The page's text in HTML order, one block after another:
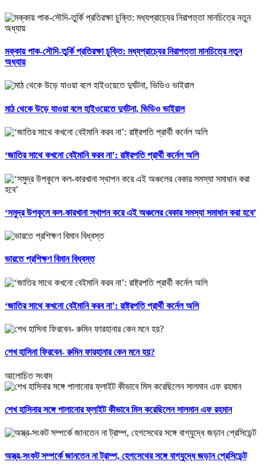
মক্কায় পাক-সৌদি-তুর্কি প্রতিরক্ষা চুক্তি: মধ্যপ্রাচ্যের নিরাপত্তা মানচিত্রে নতুন
অধ্যায়
মাঠ থেকে উড়ে যাওয়া বলে হাইওয়েতে দুর্ঘটনা, ভিডিও ভাইরাল
‘জাতির সাথে কখনো বেইমানি করব না’: রাষ্ট্রপতি প্রার্থী কর্নেল অলি
‘সমুদ্র উপকূলে কল-কারখানা স্থাপন করে এই অঞ্চলের বেকার সমস্যা সমাধান করা হবে’
ভারতে প্রশিক্ষণ বিমান বিধ্বস্ত
‘জাতির সাথে কখনো বেইমানি করব না’: রাষ্ট্রপতি প্রার্থী কর্নেল অলি
শেখ হাসিনা ফিরবেন- রুমিন ফারহানার কেন মনে হয়?
আলোচিত সংবাদ
শেখ হাসিনার সঙ্গে পালানোর ফ্লাইট কীভাবে মিস করেছিলেন সালমান এফ রহমান
অস্ত্র-সংকট সম্পর্কে জানতেন না ট্রাম্প, হেগসেথের সঙ্গে বাগ্‌যুদ্ধে জড়ান প্রেসিডেন্ট